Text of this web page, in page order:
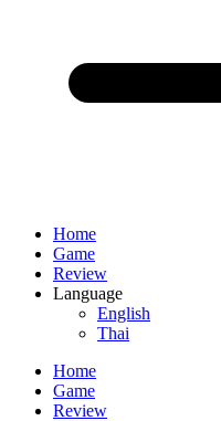
Home
Game
Review
Language
English
Thai
Home
Game
Review